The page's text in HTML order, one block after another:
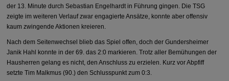
der 13. Minute durch Sebastian Engelhardt in Führung gingen. Die TSG
zeigte im weiteren Verlauf zwar engagierte Ansätze, konnte aber offensiv
kaum zwingende Aktionen kreieren.
Nach dem Seitenwechsel blieb das Spiel offen, doch der Gundersheimer
Janik Hahl konnte in der 69. das 2:0 markieren. Trotz aller Bemühungen der
Hausherren gelang es nicht, den Anschluss zu erzielen. Kurz vor Abpfiff
setzte Tim Malkmus (90.) den Schlusspunkt zum 0:3.